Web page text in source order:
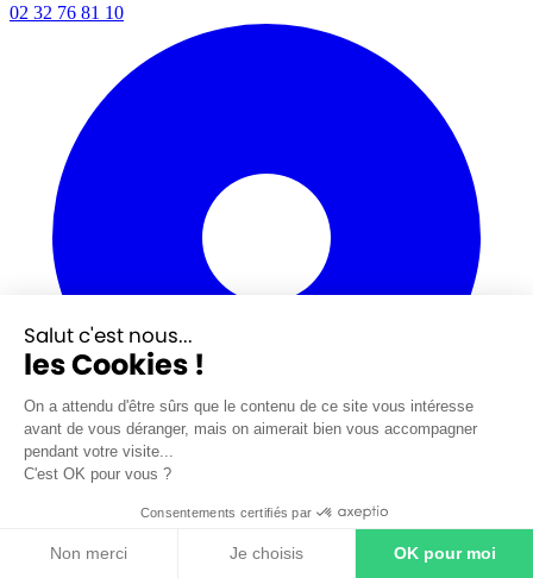
02 32 76 81 10
14 rue Pierre Gilles de Gennes
Salut c'est nous...
les Cookies !
On a attendu d'être sûrs que le contenu de ce site vous intéresse
avant de vous déranger, mais on aimerait bien vous accompagner
pendant votre visite...
C'est OK pour vous ?
Consentements certifiés par
Non merci Je choisis OK pour moi